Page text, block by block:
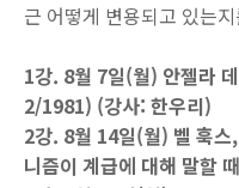
근 어떻게 변용되고 있는
1강. 8월 7일(월) 안젤라
2/1981) (강사: 한우리)
2강. 8월 14일(월) 벨 훅스
니즘이 계급에 대해 말할